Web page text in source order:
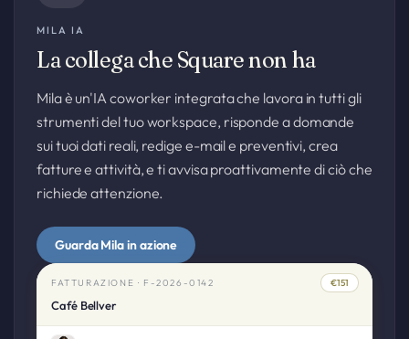
MILA IA
La collega che Square non ha
Mila è un'IA coworker integrata che lavora in tutti gli
strumenti del tuo workspace, risponde a domande
sui tuoi dati reali, redige e-mail e preventivi, crea
fatture e attività, e ti avvisa proattivamente di ciò che
richiede attenzione.
Guarda Mila in azione
FATTURAZIONE · F-2026-0142 €151
Café Bellver